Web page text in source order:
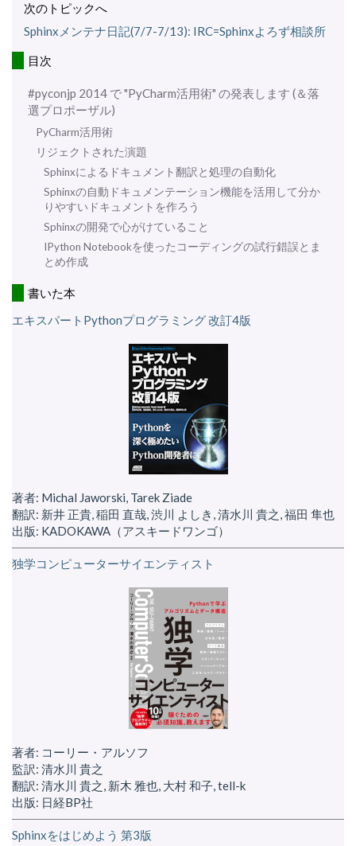
次のトピックへ
Sphinxメンテナ日記(7/7-7/13): IRC=Sphinxよろず相談所
目次
#pyconjp 2014 で "PyCharm活用術" の発表します (＆落
選プロポーザル)
PyCharm活用術
リジェクトされた演題
Sphinxによるドキュメント翻訳と処理の自動化
Sphinxの自動ドキュメンテーション機能を活用して分か
りやすいドキュメントを作ろう
Sphinxの開発で心がけていること
IPython Notebookを使ったコーディングの試行錯誤とま
とめ作成
書いた本
エキスパートPythonプログラミング 改訂4版
著者: Michal Jaworski, Tarek Ziade
翻訳: 新井 正貴, 稲田 直哉, 渋川 よしき, 清水川 貴之, 福田 隼也
出版: KADOKAWA（アスキードワンゴ）
独学コンピューターサイエンティスト
著者: コーリー・アルソフ
監訳: 清水川 貴之
翻訳: 清水川 貴之, 新木 雅也, 大村 和子, tell-k
出版: 日経BP社
Sphinxをはじめよう 第3版